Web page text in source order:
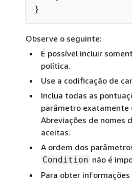
}
Observe o seguinte:
É possível incluir
política.
Use a codificação de
Inclua todas as
parâmetro exatamente
Abreviações de nomes
aceitas.
A ordem dos
Condition não é
Para obter